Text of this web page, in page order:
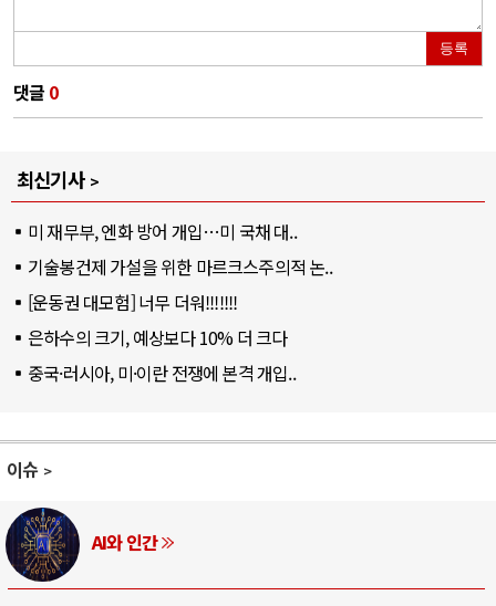
등록
댓글 0
최신기사
미 재무부, 엔화 방어 개입…미 국채 대..
기술봉건제 가설을 위한 마르크스주의적 논..
[운동권 대모험] 너무 더워!!!!!!!
은하수의 크기, 예상보다 10% 더 크다
중국·러시아, 미·이란 전쟁에 본격 개입..
이슈
AI와 인간